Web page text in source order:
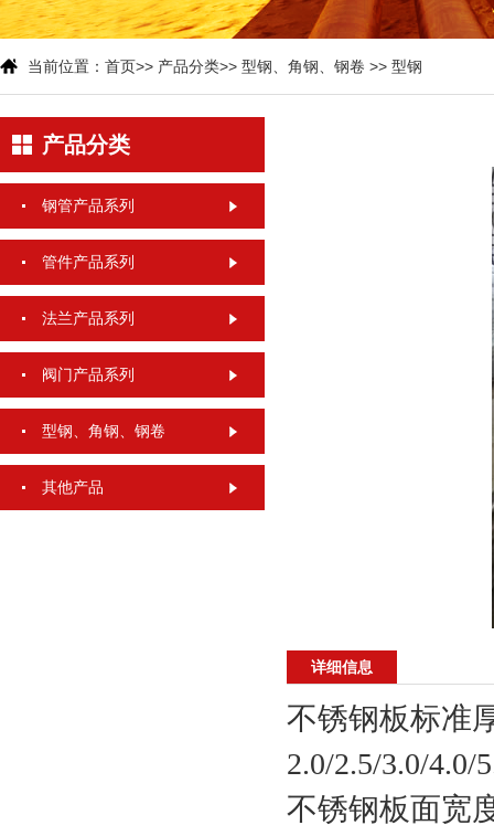
当前位置： 首页>> 产品分类>> 型钢、角钢、钢卷 >> 型钢
产品分类
钢管产品系列
管件产品系列
法兰产品系列
阀门产品系列
型钢、角钢、钢卷
其他产品
详细信息
不锈钢板标准
2.0/2.5/3.0/4.0/
不锈钢板面宽